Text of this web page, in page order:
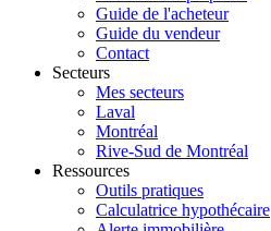
Guide de l'acheteur
Guide du vendeur
Contact
Secteurs
Mes secteurs
Laval
Montréal
Rive-Sud de Montréal
Ressources
Outils pratiques
Calculatrice hypothécaire